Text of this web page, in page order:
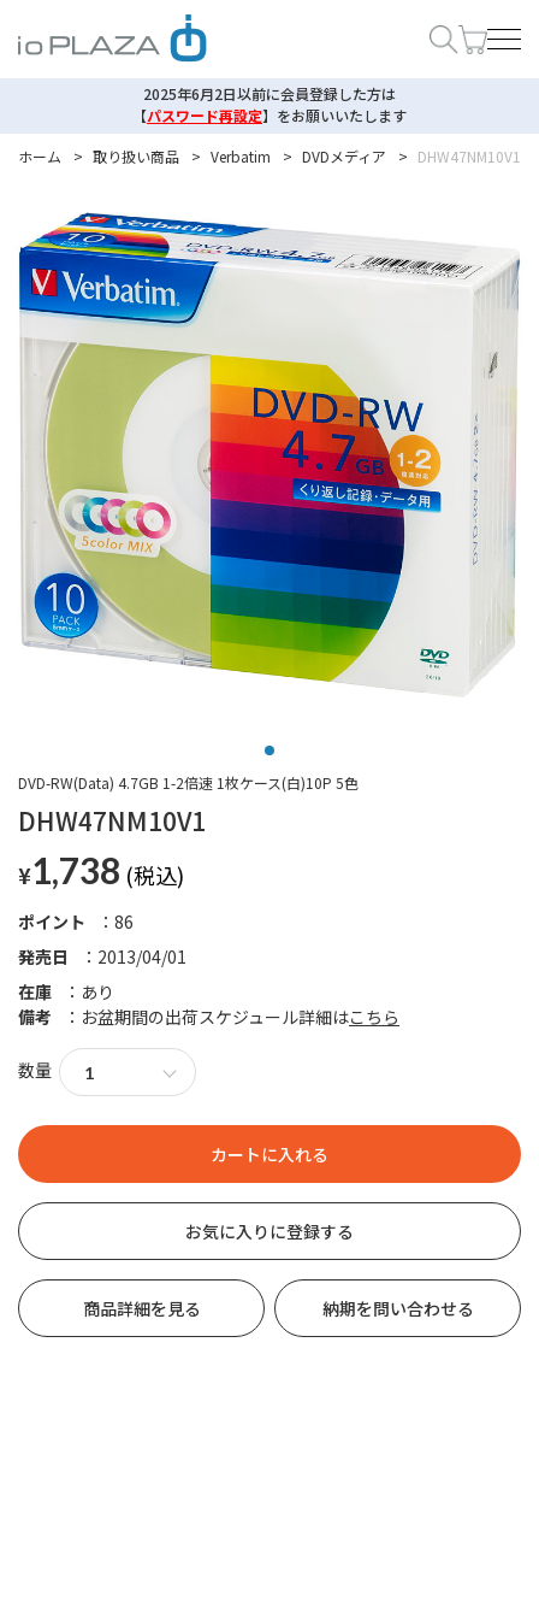
2025年6月2日以前に会員登録した方は
【パスワード再設定】 をお願いいたします
ホーム
> 取り扱い商品 > Verbatim > DVDメディア > DHW47NM10V1
DHW47NM10V1
DVD-RW(Data) 4.7GB 1-2倍速 1枚ケース(白)10P 5色
¥1,738
発売日 2013/04/01
ポイント 86
在庫
あり
備考
お盆期間の出荷スケジュール詳細はこちら
数量
お気に入りに登録する
商品詳細を見る 納期を問い合わせる